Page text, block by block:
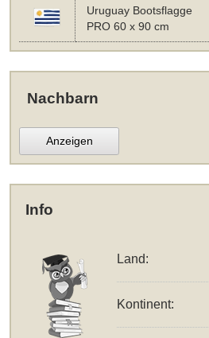
Uruguay Bootsflagge
PRO 60 x 90 cm
Nachbarn
Anzeigen
Info
Land:
Kontinent: